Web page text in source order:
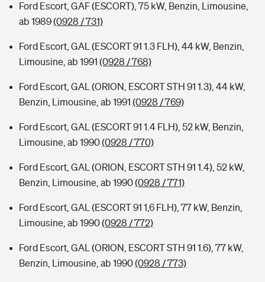
Ford Escort, GAF (ESCORT), 75 kW, Benzin, Limousine,
ab 1989(0928 / 731)
Ford Escort, GAL (ESCORT 91 1.3 FLH), 44 kW, Benzin,
Limousine, ab 1991 (0928 / 768)
Ford Escort, GAL (ORION, ESCORT STH 91 1.3), 44 kW,
Benzin, Limousine, ab 1991 (0928 / 769)
Ford Escort, GAL (ESCORT 91 1.4 FLH), 52 kW, Benzin,
Limousine, ab 1990(0928 / 770)
Ford Escort, GAL (ORION, ESCORT STH 91 1.4), 52 kW,
Benzin, Limousine, ab 1990(0928 / 771)
Ford Escort, GAL (ESCORT 91 1,6 FLH), 77 kW, Benzin,
Limousine, ab 1990(0928 / 772)
Ford Escort, GAL (ORION, ESCORT STH 91 1.6), 77 kW,
Benzin, Limousine, ab 1990(0928 / 773)